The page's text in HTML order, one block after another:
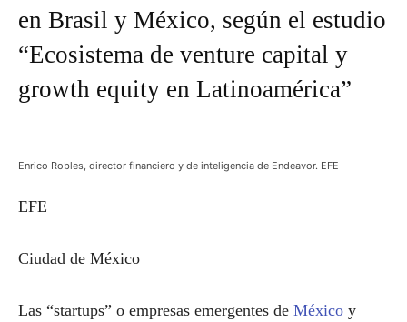
en Brasil y México, según el estudio
“Ecosistema de venture capital y
growth equity en Latinoamérica”
Enrico Robles, director financiero y de inteligencia de Endeavor. EFE
EFE
Ciudad de México
Las “startups” o empresas emergentes de México y